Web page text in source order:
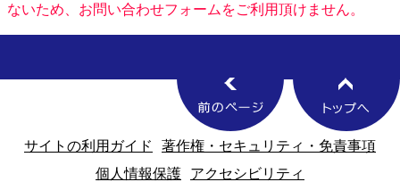
ないため、お問い合わせフォームをご利用頂けません。
サイトの利用ガイド
著作権・セキュリティ・免責事項
個人情報保護
アクセシビリティ